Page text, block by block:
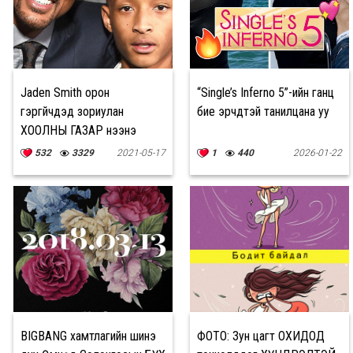
Jaden Smith орон
гэргүйчүүдэд зориулан
ХООЛНЫ ГАЗАР нээнэ
532 3329 2021-05-17
“Single’s Inferno 5”-ийн ганц
бие эрчүүдтэй танилцана уу
1 440 2026-01-22
BIGBANG хамтлагийн шинэ
ФОТО: Зун цагт ОХИДОД